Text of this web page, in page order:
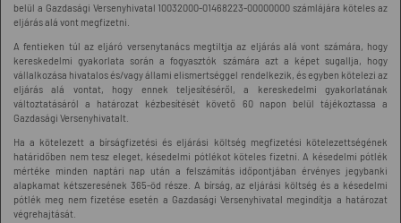
belül a Gazdasági Versenyhivatal 10032000-01468223-00000000 számlájára köteles az
eljárás alá vont megfizetni.
A fentieken túl az eljáró versenytanács megtiltja az eljárás alá vont számára, hogy
kereskedelmi gyakorlata során a fogyasztók számára azt a képet sugallja, hogy
vállalkozása hivatalos és/vagy állami elismertséggel rendelkezik, és egyben kötelezi az
eljárás alá vontat, hogy ennek teljesítéséről, a kereskedelmi gyakorlatának
változtatásáról a határozat kézbesítését követő 60 napon belül tájékoztassa a
Gazdasági Versenyhivatalt.
Ha a kötelezett a bírságfizetési és eljárási költség megfizetési kötelezettségének
határidőben nem tesz eleget, késedelmi pótlékot köteles fizetni. A késedelmi pótlék
mértéke minden naptári nap után a felszámítás időpontjában érvényes jegybanki
alapkamat kétszeresének 365-öd része. A bírság, az eljárási költség és a késedelmi
pótlék meg nem fizetése esetén a Gazdasági Versenyhivatal megindítja a határozat
végrehajtását.